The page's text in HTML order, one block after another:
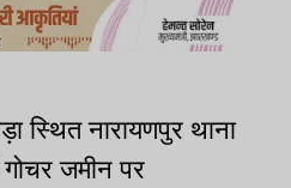
स्थित नारायणपुर थाना
जमीन पर